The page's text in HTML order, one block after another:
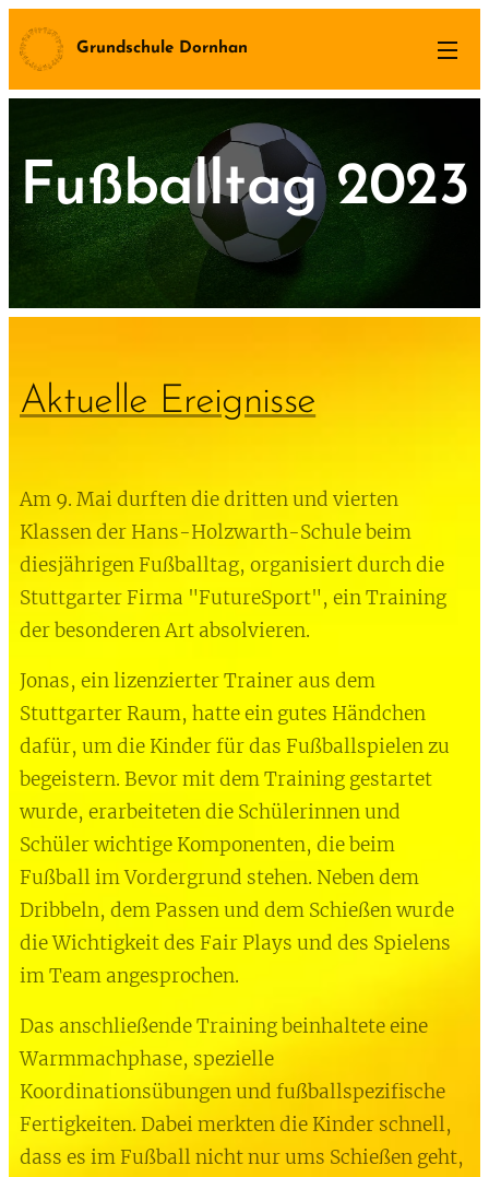
Grundschule Dornhan
Fußballtag 2023
Aktuelle Ereignisse
Am 9. Mai durften die dritten und vierten
Klassen der Hans-Holzwarth-Schule beim
diesjährigen Fußballtag, organisiert durch die
Stuttgarter Firma "FutureSport", ein Training
der besonderen Art absolvieren.
Jonas, ein lizenzierter Trainer aus dem
Stuttgarter Raum, hatte ein gutes Händchen
dafür, um die Kinder für das Fußballspielen zu
begeistern. Bevor mit dem Training gestartet
wurde, erarbeiteten die Schülerinnen und
Schüler wichtige Komponenten, die beim
Fußball im Vordergrund stehen. Neben dem
Dribbeln, dem Passen und dem Schießen wurde
die Wichtigkeit des Fair Plays und des Spielens
im Team angesprochen.
Das anschließende Training beinhaltete eine
Warmmachphase, spezielle
Koordinationsübungen und fußballspezifische
Fertigkeiten. Dabei merkten die Kinder schnell,
dass es im Fußball nicht nur ums Schießen geht,